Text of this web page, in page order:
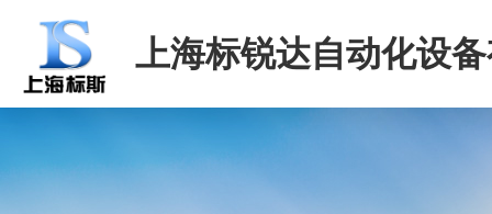
上海标锐达自动化设
司